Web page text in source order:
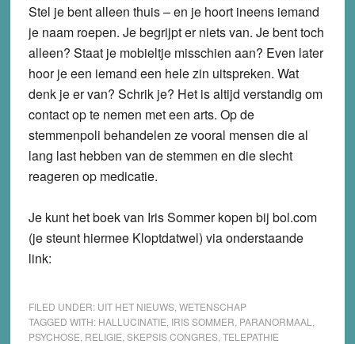
Stel je bent alleen thuis – en je hoort ineens iemand
je naam roepen. Je begrijpt er niets van. Je bent toch
alleen? Staat je mobieltje misschien aan? Even later
hoor je een iemand een hele zin uitspreken. Wat
denk je er van? Schrik je? Het is altijd verstandig om
contact op te nemen met een arts. Op de
stemmenpoli behandelen ze vooral mensen die al
lang last hebben van de stemmen en die slecht
reageren op medicatie.
Je kunt het boek van Iris Sommer kopen bij bol.com
(je steunt hiermee Kloptdatwel) via onderstaande
link:
FILED UNDER: UIT HET NIEUWS, WETENSCHAP
TAGGED WITH: HALLUCINATIE IRIS SOMMER PARANORMAAL
PSYCHOSE RELIGIE SKEPSIS CONGRES, TELEPATHIE